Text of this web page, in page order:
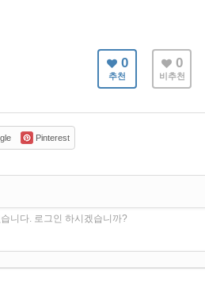
0
추천
0
비추천
Pinterest
니다. 로그인 하시겠습니까?